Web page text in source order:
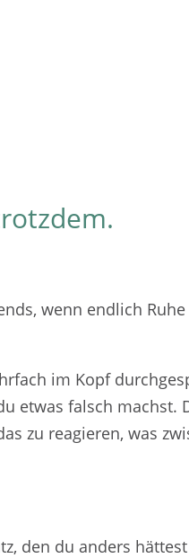
wenn endlich
im Kopf
etwas falsch machst.
zu reagieren, was
den du anders